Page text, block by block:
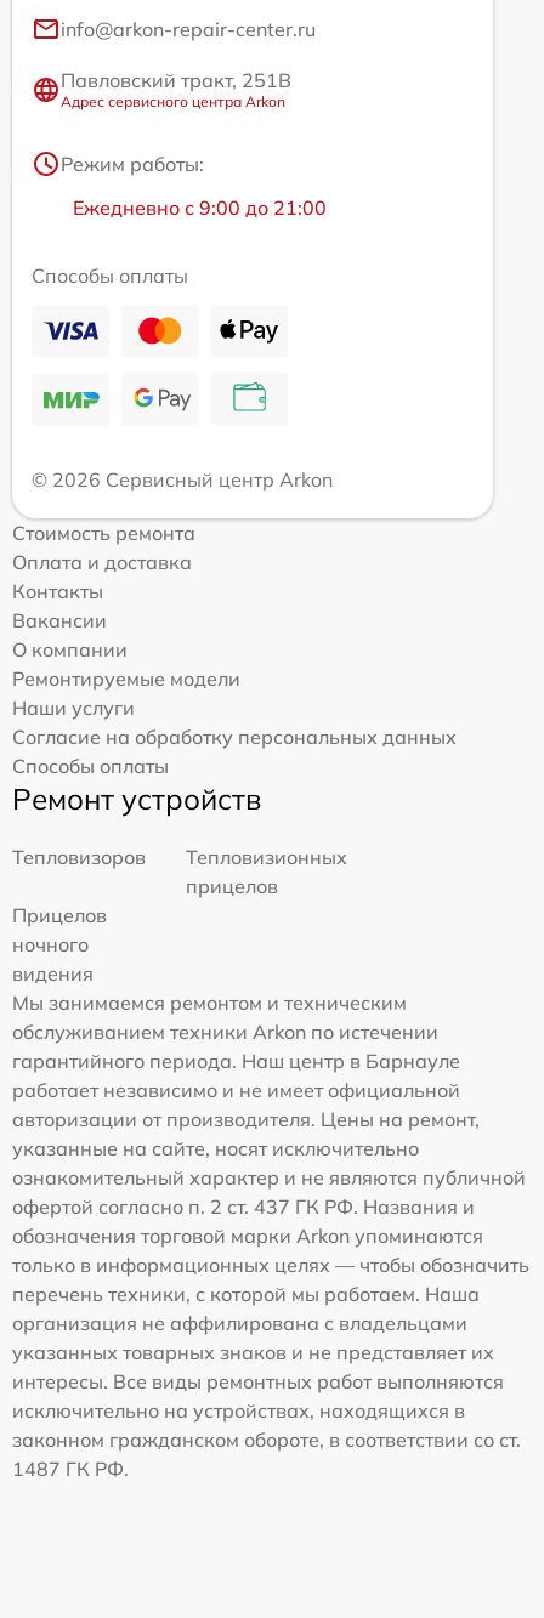
info@arkon-repair-center.ru
Павловский тракт, 251В
Адрес сервисного центра Arkon
Режим работы:
Ежедневно с 9:00 до 21:00
Способы оплаты
© 2026 Сервисный центр Arkon
Стоимость ремонта
Оплата и доставка
Контакты
Вакансии
О компании
Ремонтируемые модели
Наши услуги
Согласие на обработку персональных данных
Способы оплаты
Ремонт устройств
Тепловизоров
Тепловизионных
прицелов
Прицелов
ночного
видения
Мы занимаемся ремонтом и техническим
обслуживанием техники Arkon по истечении
гарантийного периода. Наш центр в Барнауле
работает независимо и не имеет официальной
авторизации от производителя. Цены на ремонт,
указанные на сайте, носят исключительно
ознакомительный характер и не являются публичной
офертой согласно п. 2 ст. 437 ГК РФ. Названия и
обозначения торговой марки Arkon упоминаются
только в информационных целях — чтобы обозначить
перечень техники, с которой мы работаем. Наша
организация не аффилирована с владельцами
указанных товарных знаков и не представляет их
интересы. Все виды ремонтных работ выполняются
исключительно на устройствах, находящихся в
законном гражданском обороте, в соответствии со ст.
1487 ГК РФ.